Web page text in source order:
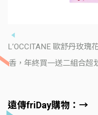
L’OCCITANE 歐舒丹玫
香，年終買一送二組合超
遠傳friDay購物：→